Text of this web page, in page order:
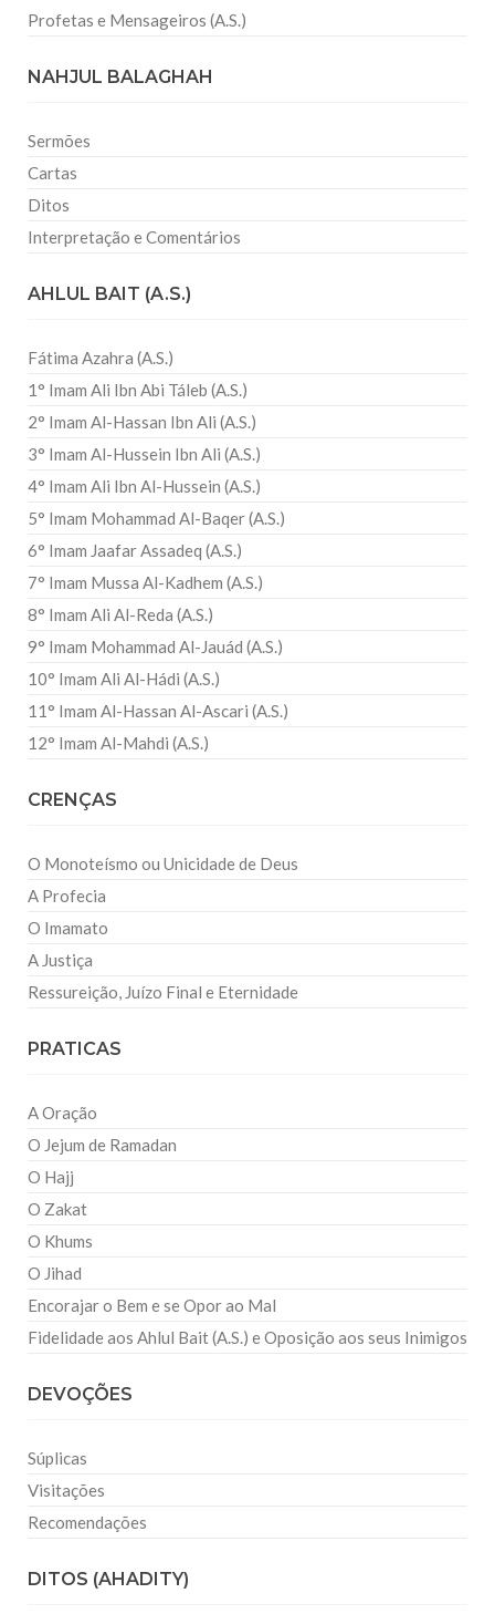
Profetas e Mensageiros (A.S.)
NAHJUL BALAGHAH
Sermões
Cartas
Ditos
Interpretação e Comentários
AHLUL BAIT (A.S.)
Fátima Azahra (A.S.)
1° Imam Ali Ibn Abi Táleb (A.S.)
2° Imam Al-Hassan Ibn Ali (A.S.)
3° Imam Al-Hussein Ibn Ali (A.S.)
4° Imam Ali Ibn Al-Hussein (A.S.)
5° Imam Mohammad Al-Baqer (A.S.)
6° Imam Jaafar Assadeq (A.S.)
7° Imam Mussa Al-Kadhem (A.S.)
8° Imam Ali Al-Reda (A.S.)
9° Imam Mohammad Al-Jauád (A.S.)
10° Imam Ali Al-Hádi (A.S.)
11° Imam Al-Hassan Al-Ascari (A.S.)
12° Imam Al-Mahdi (A.S.)
CRENÇAS
O Monoteísmo ou Unicidade de Deus
A Profecia
O Imamato
A Justiça
Ressureição, Juízo Final e Eternidade
PRATICAS
A Oração
O Jejum de Ramadan
O Hajj
O Zakat
O Khums
O Jihad
Encorajar o Bem e se Opor ao Mal
Fidelidade aos Ahlul Bait (A.S.) e Oposição aos seus Inimigos
DEVOÇÕES
Súplicas
Visitações
Recomendações
DITOS (AHADITY)